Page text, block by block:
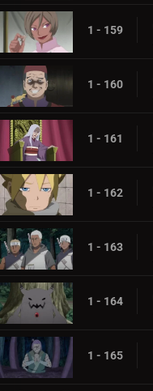
1 - 159
1 - 160
1 - 161
1 - 162
1 - 163
1 - 164
1 - 165